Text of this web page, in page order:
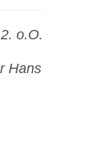
o.O.
Hans